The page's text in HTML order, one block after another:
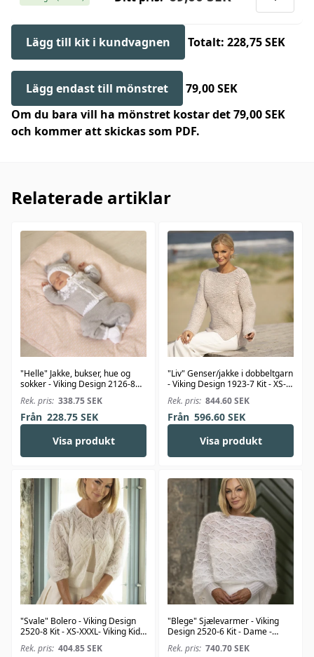
Lägg till kit i kundvagnen Totalt: 228,75 SEK
Lägg endast till mönstret
79,00 SEK
Om du bara vill ha mönstret kostar det 79,00 SEK
och kommer att skickas som PDF.
Relaterade artiklar
"Helle" Jakke, bukser, hue og
sokker - Viking Design 2126-8
Kit - 1-24 Mdr. - Viking Bambino
Rek. pris: 338.75SEK
Från 228.75SEK
Visa produkt
"Liv" Genser/jakke i dobbeltgarn
- Viking Design 1923-7 Kit - XS-
XXL - Viking Alpaca Bris
Rek. pris: 844.60SEK
Från 596.60SEK
Visa produkt
"Svale" Bolero - Viking Design
2520-8 Kit - XS-XXXL- Viking Kid-
Silk
Rek. pris: 404.85SEK
"Blege" Sjælevarmer - Viking
Design 2520-6 Kit - Dame -
Viking Kid-Silk
Rek. pris: 740.70SEK